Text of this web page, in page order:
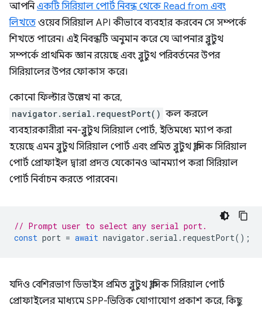
আপনিএকটি সিরিয়াল পোর্ট নিবন্ধ থেকে Read from এবং
লিখতে ওয়েব সিরিয়াল API কীভাবে ব্যবহার করবেন সে সম্পর্কে
শিখতে পারেন। এই নিবন্ধটি অনুমান করে যে আপনার ব্লুটুথ
সম্পর্কে প্রাথমিক জ্ঞান রয়েছে এবং ব্লুটুথ পরিবর্তনের উপর
সিরিয়ালের উপর ফোকাস করে।
কোনো ফিল্টার উল্লেখ না করে,
navigator.serial.requestPort() কল করলে
ব্যবহারকারীরা নন-ব্লুটুথ সিরিয়াল পোর্ট, ইতিমধ্যে ম্যাপ করা
হয়েছে এমন ব্লুটুথ সিরিয়াল পোর্ট এবং প্রমিত ব্লুটুথ ক্লাসিক সিরিয়াল
পোর্ট প্রোফাইল দ্বারা প্রদত্ত যেকোনও আনম্যাপ করা সিরিয়াল
পোর্ট নির্বাচন করতে পারবেন।
// Prompt user to select any serial port.
const port = await navigator . serial . requestPort();
যদিও বেশিরভাগ ডিভাইস প্রমিত ব্লুটুথ ক্লাসিক সিরিয়াল পোর্ট
প্রোফাইলের মাধ্যমে SPP-ভিত্তিক যোগাযোগ প্রকাশ করে, কিছু